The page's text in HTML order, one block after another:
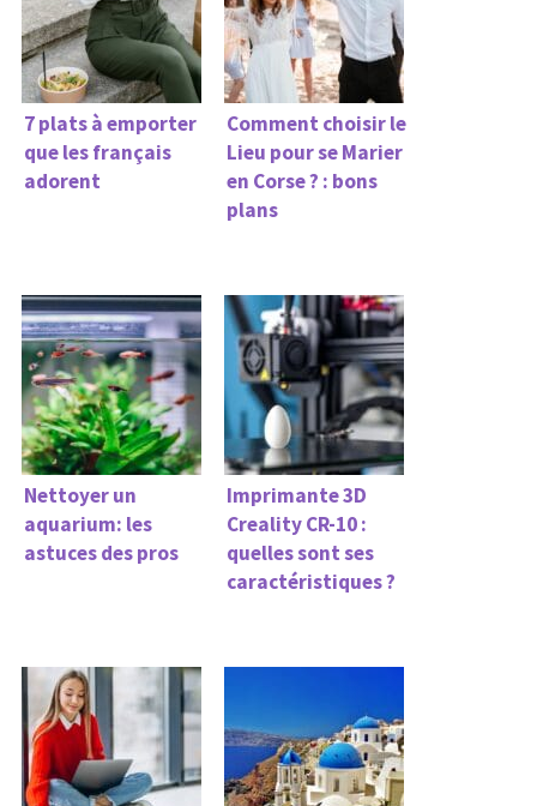
7 plats à emporter
que les français
adorent
Comment choisir le
Lieu pour se Marier
en Corse ? : bons
plans
Nettoyer un
aquarium: les
astuces des pros
Imprimante 3D
Creality CR-10 :
quelles sont ses
caractéristiques ?